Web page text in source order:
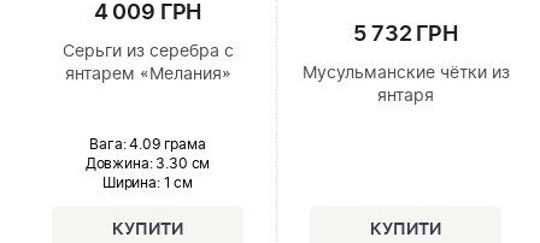
4 009 ГРН
Серьги из серебра с
янтарем «Мелания»
Вага: 4.09 грама
Довжина:3.30 см
Ширина: 1 см
5 732 ГРН
Мусульманские чётки из
янтаря